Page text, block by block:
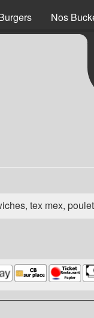
Nos
tex mex,